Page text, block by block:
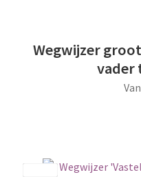
Wegwijzer
vader